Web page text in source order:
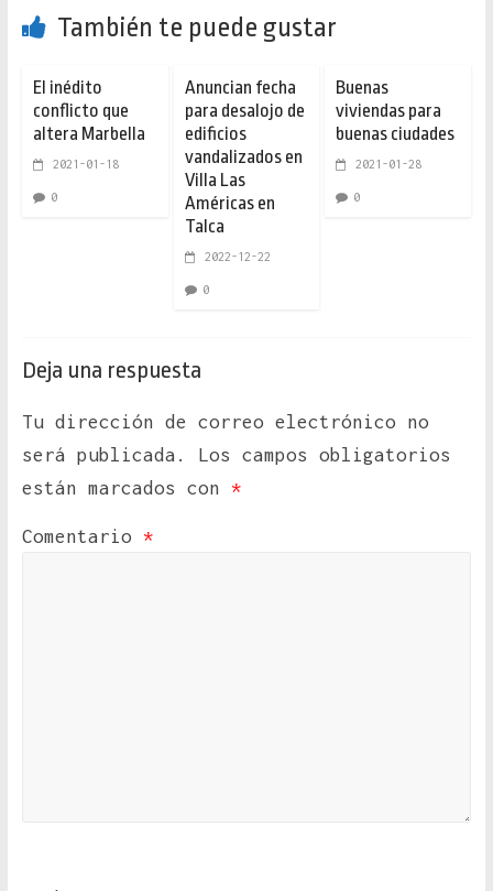
También te puede gustar
El inédito
conflicto que
altera Marbella
2021-01-18
0
Anuncian fecha
para desalojo de
edificios
vandalizados en
Villa Las
Américas en
Talca
2022-12-22
0
Buenas
viviendas para
buenas ciudades
2021-01-28
0
Deja una respuesta
Tu dirección de correo electrónico no
será publicada.
Los campos obligatorios
están marcados con *
Comentario *